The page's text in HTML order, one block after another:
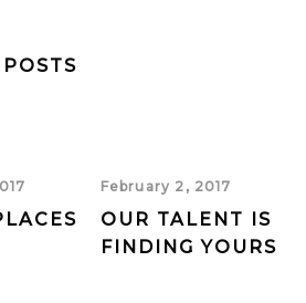
February 2, 2017
OUR TALENT IS
FINDING YOURS